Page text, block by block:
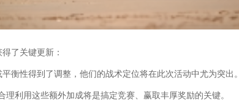
了关键更新：
衡性得到了调整，他们的战术定位将在此次活动中尤为突出。
理利用这些额外加成将是搞定竞赛、赢取丰厚奖励的关键。